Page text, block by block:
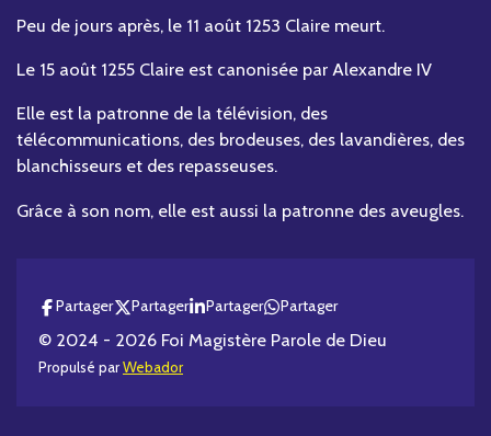
Peu de jours après, le 11 août 1253 Claire meurt.
Le 15 août 1255 Claire est canonisée par Alexandre IV
Elle est la patronne de la télévision, des
télécommunications, des brodeuses, des lavandières, des
blanchisseurs et des repasseuses.
Grâce à son nom, elle est aussi la patronne des aveugles.
Partager Partager Partager Partager
© 2024 - 2026 Foi Magistère Parole de Dieu
Propulsé parWebador